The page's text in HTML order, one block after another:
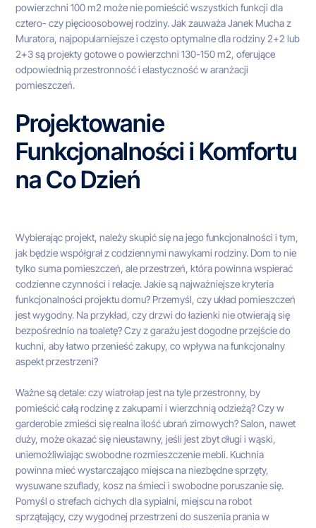
powierzchni 100 m2 może nie pomieścić wszystkich funkcji dla
cztero- czy pięcioosobowej rodziny. Jak zauważa Janek Mucha z
Muratora, najpopularniejsze i często optymalne dla rodziny 2+2 lub
2+3 są projekty gotowe o powierzchni 130-150 m2, oferujące
odpowiednią przestronność i elastyczność w aranżacji
pomieszczeń.
Projektowanie
Funkcjonalności i Komfortu
na Co Dzień
Wybierając projekt, należy skupić się na jego funkcjonalności i tym,
jak będzie współgrał z codziennymi nawykami rodziny. Dom to nie
tylko suma pomieszczeń, ale przestrzeń, która powinna wspierać
codzienne czynności i relacje. Jakie są najważniejsze kryteria
funkcjonalności projektu domu? Przemyśl, czy układ pomieszczeń
jest wygodny. Na przykład, czy drzwi do łazienki nie otwierają się
bezpośrednio na toaletę? Czy z garażu jest dogodne przejście do
kuchni, aby łatwo przenieść zakupy, co wpływa na funkcjonalny
aspekt przestrzeni?
Ważne są detale: czy wiatrołap jest na tyle przestronny, by
pomieścić całą rodzinę z zakupami i wierzchnią odzieżą? Czy w
garderobie zmieści się realna ilość ubrań zimowych? Salon, nawet
duży, może okazać się nieustawny, jeśli jest zbyt długi i wąski,
uniemożliwiając swobodne rozmieszczenie mebli. Kuchnia
powinna mieć wystarczająco miejsca na niezbędne sprzęty,
wysuwane szuflady, kosz na śmieci i swobodne poruszanie się.
Pomyśl o strefach cichych dla sypialni, miejscu na robot
sprzątający, czy wygodnej przestrzeni do suszenia prania w